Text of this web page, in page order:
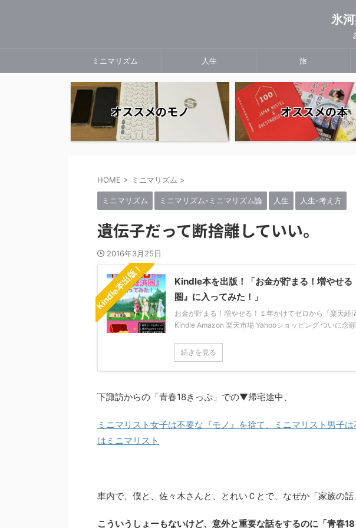
氷
ミニマリズム 人生 旅
オススメのモノ オススメの本
HOME > ミニマリズム >
ミニマリズム ミニマリズム-ミニマリズム論 人生 人生-考え方
遺伝子だって断捨離していい。
2016年3月25日
Kindle本出版！
Kindle本を出版！「お金が貯まる！増やせ
圏』に入ってみた！」
お金が貯まる！増やせる！１年かけてゼロから『楽天
Kindle Amazon 楽天市場 Yahooショッピング ついに念
続きを見る
下諏訪からの「青春18きっぷ」での▼帰宅途中、
ミニマリスト女子は不要な『モノ』を捨て、ミニマリスト男子
はミニマリスト
車内で、僕と、佐々木さんと、とれいＣとで、なぜか「家族の話
こういうしょーもないけど、意外と重要な話をするのに「青春